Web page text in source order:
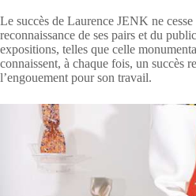
Le succès de Laurence JENK ne
reconnaissance de ses pairs et du
expositions, telles que celle
connaissent, à chaque fois, un succès
l’engouement pour son travail.